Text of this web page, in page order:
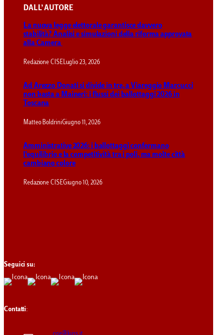
DALL’ AUTORE
La nuova legge elettorale garantisce davvero
stabilità? Analisi e simulazioni della riforma approvata
alla Camera
Redazione CISELuglio 23, 2026
Ad Arezzo Donati si divide in tre, a Viareggio Marcucci
non basta a Maineri: i flussi dei ballottaggi 2026 in
Toscana
Matteo BoldriniGiugno 11, 2026
Amministrative 2026: i ballottaggi confermano
l’equilibrio e la competitività tra i poli, ma molte città
cambiano colore
Redazione CISEGiugno 10, 2026
Seguici su:
Contatti: